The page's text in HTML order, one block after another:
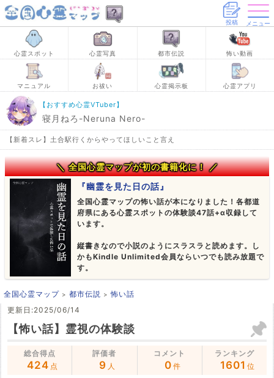
投稿 メニュー
心霊スポット 心霊写真 都市伝説 怖い動画
マニュアル お祓い 心霊掲示板 心霊アプリ
【おすすめ心霊VTuber】
寝月ねろ-Neruna Nero-
【新着スレ】土合駅行くからやってほしいこと言え
＼ 全国心霊マップが初の書籍化に！ ／
『幽霊を見た日の話』
全国心霊マップの怖い話が本になりました！各都道
府県にある心霊スポットの体験談47話+α収録して
います。
縦書きなので小説のようにスラスラと読めます。し
かもKindle Unlimited会員ならいつでも読み放題で
す。
全国心霊マップ 都市伝説
怖い話
更新日:2025/06/14
【怖い話】霊視の体験談
総合得点
424 点
評価者
9 人
コメント
0 件
ランキング
1601 位